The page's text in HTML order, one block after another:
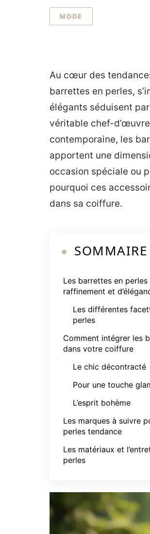
MODE
Au cœur des
barrettes en perles,
élégants séduisent
véritable chef-
contemporaine, les
apportent une
occasion spéciale ou
pourquoi ces
dans sa coiffure.
SOMMAIRE
Les barrettes en
raffinement et
Les différentes
perles
Comment intégrer les
dans votre coiffure
Le chic décontracté
Pour une touche
L’esprit bohème
Les marques à suivre
perles tendance
Les matériaux et
perles